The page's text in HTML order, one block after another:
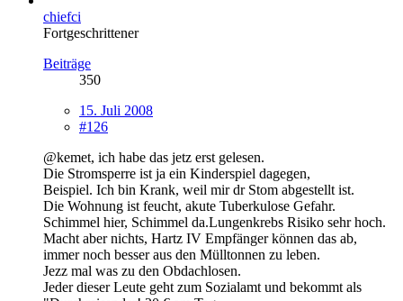
chiefci
Fortgeschrittener
Beiträge
350
15. Juli 2008
#126
@kemet, ich habe das jetz erst gelesen.
Die Stromsperre ist ja ein Kinderspiel dagegen,
Beispiel. Ich bin Krank, weil mir dr Stom abgestellt ist.
Die Wohnung ist feucht, akute Tuberkulose Gefahr.
Schimmel hier, Schimmel da.Lungenkrebs Risiko sehr hoch.
Macht aber nichts, Hartz IV Empfänger können das ab,
immer noch besser aus den Mülltonnen zu leben.
Jezz mal was zu den Obdachlosen.
Jeder dieser Leute geht zum Sozialamt und bekommt als